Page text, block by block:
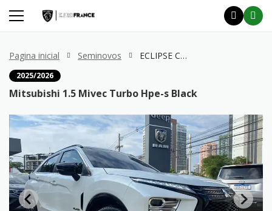
Pagina inicial Seminovos ECLIPSE CROSS 1.5 Mivec Turbo Hpe-s Black
2025/2026
Mitsubishi 1.5 Mivec Turbo Hpe-s Black